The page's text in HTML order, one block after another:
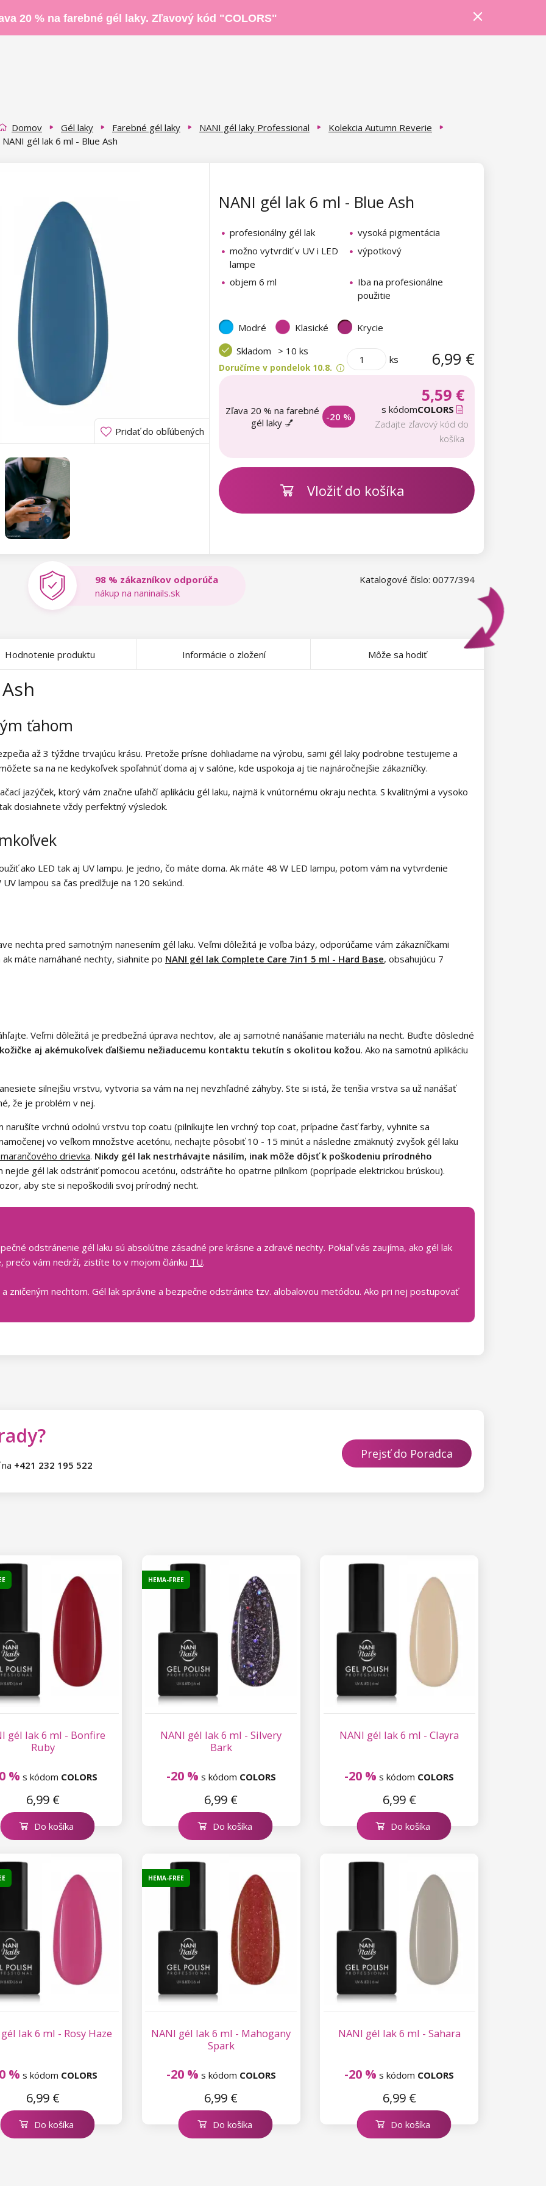
20 % na farebné gél laky. Zľavový kód "COLORS"
Domov Gél laky Farebné gél laky NANI gél laky Professional
Kolekcia Autumn Reverie
NANI gél lak 6 ml - Blue Ash
Pridať do obľúbených
NANI gél lak 6 ml - Blue Ash
profesionálny gél lak
vysoká pigmentácia
možno vytvrdiť v UV i LED
lampe
výpotkový
objem 6 ml
Iba na profesionálne
použitie
Modré Klasické
Krycie
Skladom
> 10 ks
Doručíme v pondelok 10.8.
ks 6,99 €
Zľava 20 % na farebné
gél laky 💅
-20 %
5,59 €
s kódomCOLORS
Zadajte zľavový kód do
košíka
Vložiť do košíka
Katalogové číslo: 0077/394
98 % zákazníkov odporúča
nákup na naninails.sk
ťahom
až 3 týždne trvajúcu krásu. Pretože prísne dohliadame na výrobu, sami gél laky podrobne testujeme a
sa na ne kedykoľvek spoľahnúť doma aj v salóne, kde uspokoja aj tie najnáročnejšie zákazníčky.
jazýček, ktorý vám značne uľahčí aplikáciu gél laku, najmä k vnútornému okraju nechta. S kvalitnými a vysoko
dosiahnete vždy perfektný výsledok.
ako LED tak aj UV lampu. Je jedno, čo máte doma. Ak máte 48 W LED lampu, potom vám na vytvrdenie
lampou sa čas predlžuje na 120 sekúnd.
nechta pred samotným nanesením gél laku. Veľmi dôležitá je voľba bázy, odporúčame vám zákazníčkami
máte namáhané nechty, siahnite po NANI gél lak Complete Care 7in1 5 ml - Hard Base, obsahujúcu 7
Veľmi dôležitá je predbežná úprava nechtov, ale aj samotné nanášanie materiálu na necht. Buďte dôsledné
aj akémukoľvek ďalšiemu nežiaducemu kontaktu tekutín s okolitou kožou. Ako na samotnú aplikáciu
silnejšiu vrstvu, vytvoria sa vám na nej nevzhľadné záhyby. Ste si istá, že tenšia vrstva sa už nanášať
že je problém v nej.
vrchnú odolnú vrstvu top coatu (pilníkujte len vrchný top coat, prípadne časť farby, vyhnite sa
vo veľkom množstve acetónu, nechajte pôsobiť 10 - 15 minút a následne zmäknutý zvyšok gél laku
drievka. Nikdy gél lak nestrhávajte násilím, inak môže dôjsť k poškodeniu prírodného
nejde gél lak odstrániť pomocou acetónu, odstráňte ho opatrne pilníkom (poprípade elektrickou brúskou).
aby ste si nepoškodili svoj prírodný necht.
odstránenie gél laku sú absolútne zásadné pre krásne a zdravé nechty. Pokiaľ vás zaujíma, ako gél lak
prečo vám nedrží, zistíte to v mojom článku TU.
zničeným nechtom. Gél lak správne a bezpečne odstránite tzv. alobalovou metódou. Ako pri nej postupovať
Hodnotenie produktu Informácie o zložení Môže sa hodiť
+421 232 195 522
Prejsť do Poradca
gél lak 6 ml - Bonfire
Ruby
% s kódom COLORS
6,99 €
Do košíka
NANI gél lak 6 ml - Silvery
Bark
-20 % s kódom COLORS
6,99 €
HEMA-FREE
Do košíka
NANI gél lak 6 ml - Clayra
-20 % s kódom COLORS
6,99 €
Do košíka
lak 6 ml - Rosy Haze
% s kódom COLORS
6,99 €
Do košíka
NANI gél lak 6 ml - Mahogany
Spark
-20 % s kódom COLORS
6,99 €
HEMA-FREE
Do košíka
NANI gél lak 6 ml - Sahara
-20 % s kódom COLORS
6,99 €
Do košíka